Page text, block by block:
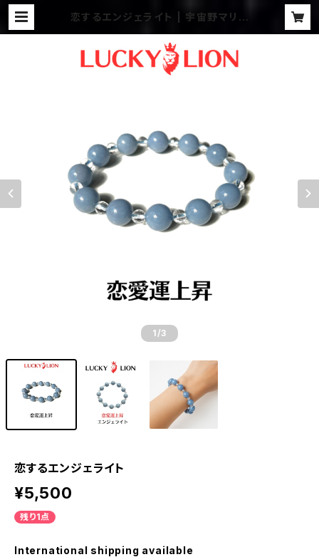
恋するエンジェライト | 宇宙野マリア
1 /3
恋するエンジェライト
¥5,500
残り1点
International shipping available